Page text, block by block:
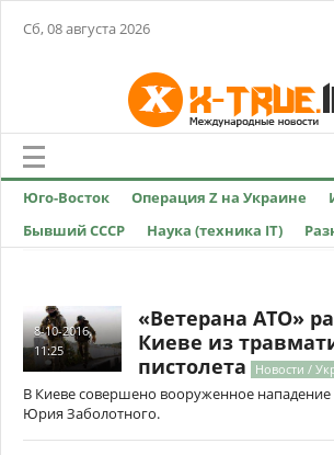
Сб, 08 августа 2026
Юго-Восток Операция Z на Украине
Бывший СССР
Наука (техника IT)
8-10-2016,
11:25
«Ветерана АТО»
Киеве из
пистолета
Новости /
В Киеве совершено вооруженное нападение
Юрия Заболотного.